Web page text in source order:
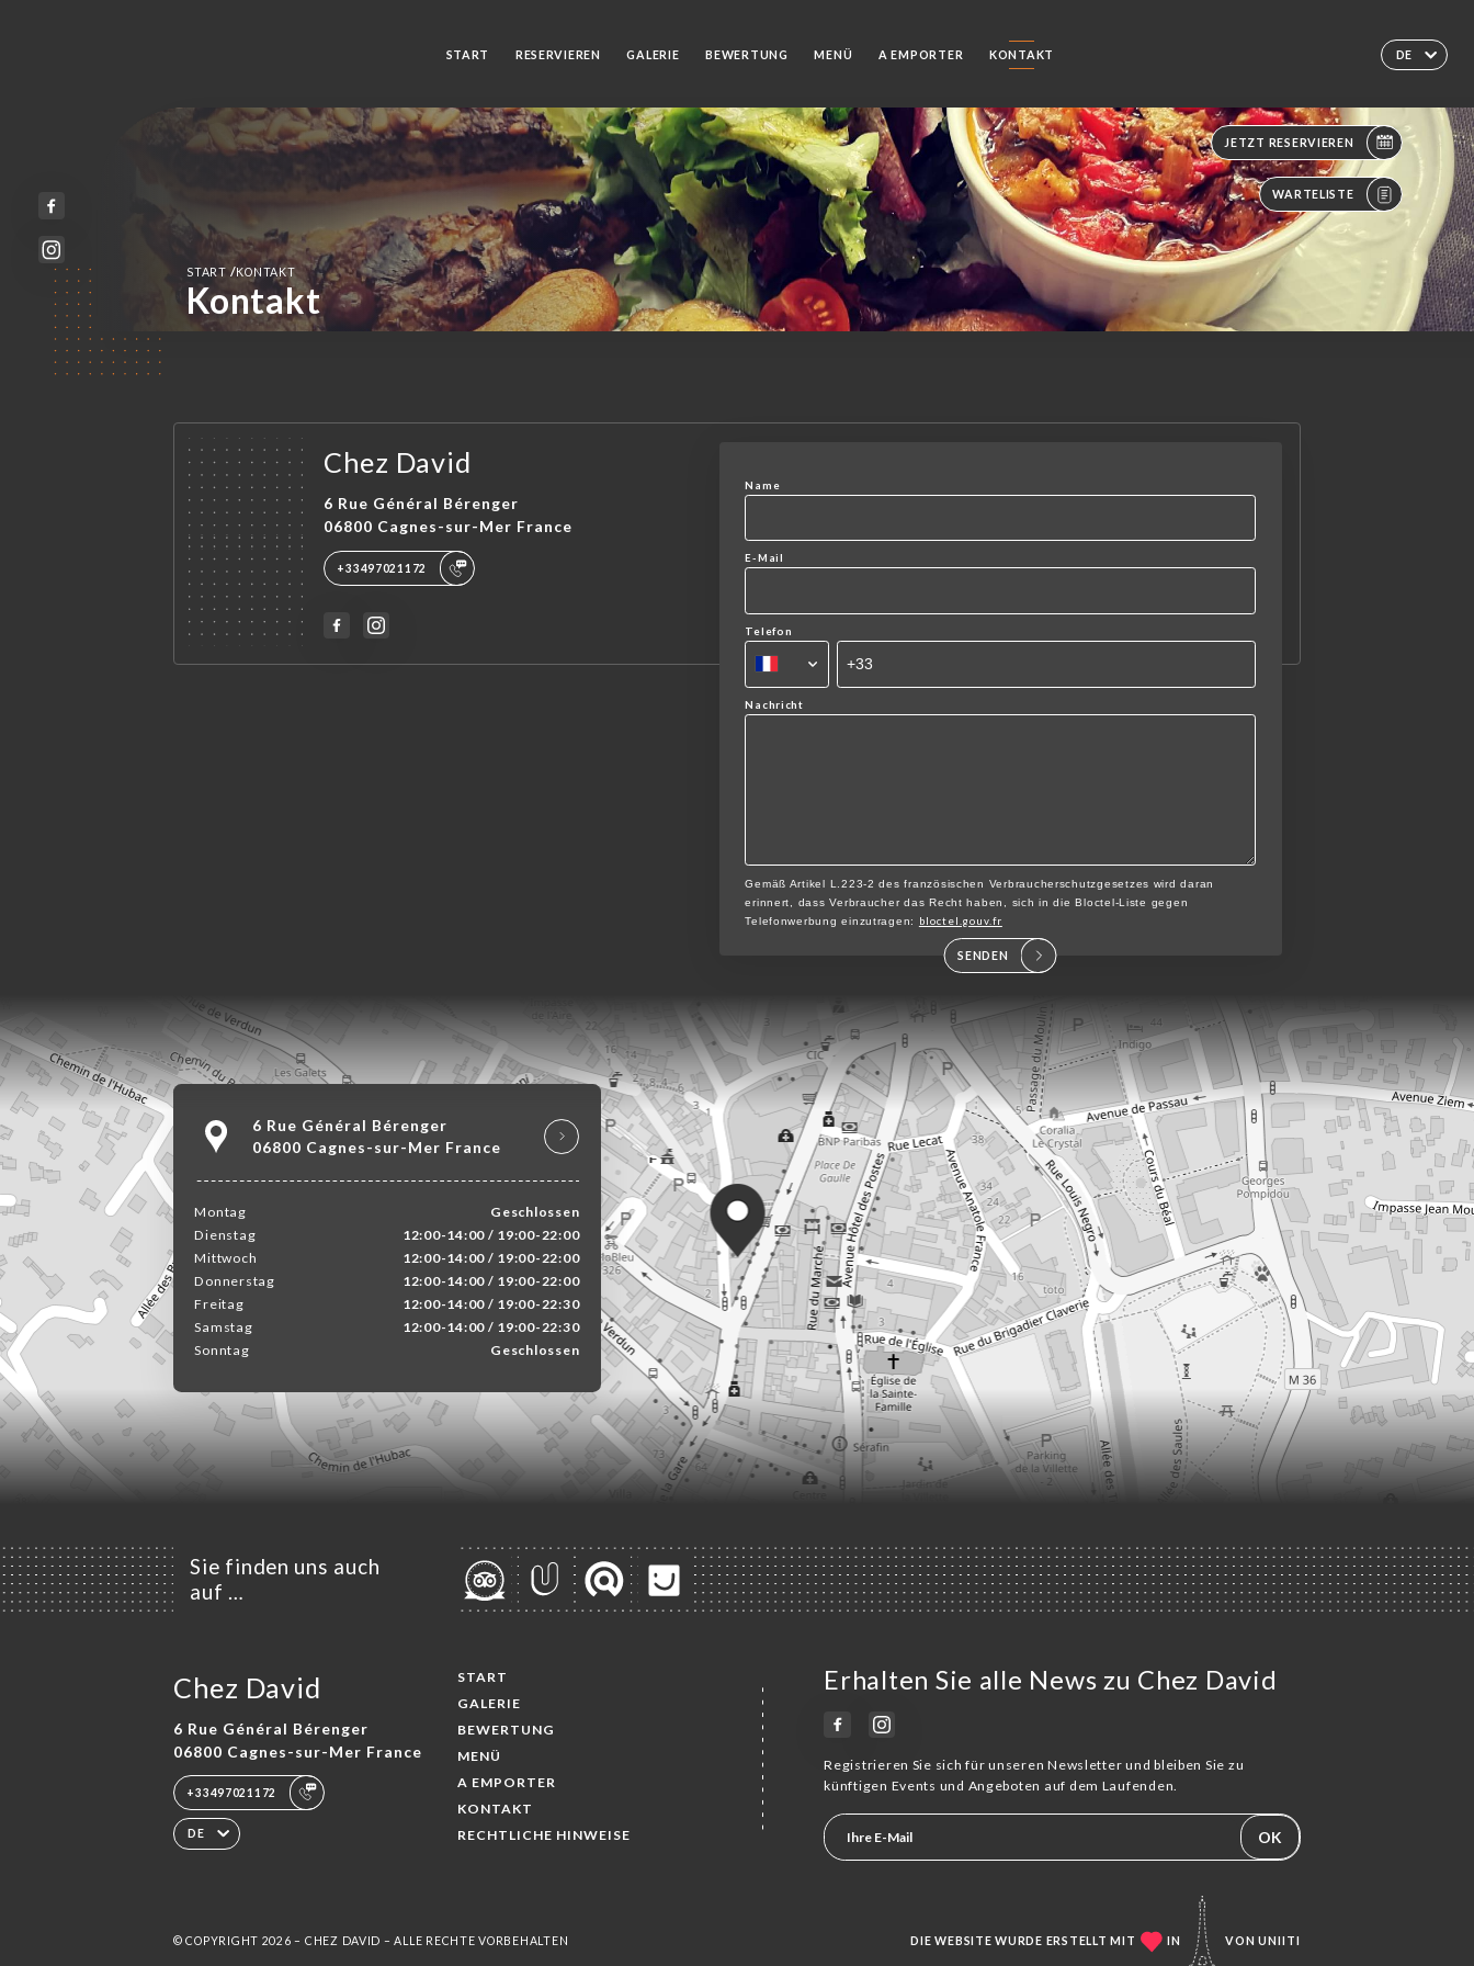
DE
START RESERVIEREN GALERIE BEWERTUNG MENÜ A EMPORTER KONTAKT
JETZT RESERVIEREN
WARTELISTE
START/KONTAKT
Kontakt
Chez David
6 Rue Général Bérenger
06800 Cagnes-sur-Mer France
+33497021172
Name
E-Mail
Telefon
Nachricht
Gemäß Artikel L.223-2 des französischen Verbraucherschutzgesetzes wird daran
erinnert, dass Verbraucher das Recht haben, sich in die Bloctel-Liste gegen
Telefonwerbung einzutragen:
bloctel.gouv.fr
SENDEN
6 Rue Général Bérenger
06800 Cagnes-sur-Mer France
Montag
Geschlossen
Dienstag
12:00-14:00 / 19:00-22:00
Mittwoch
12:00-14:00 / 19:00-22:00
Donnerstag
12:00-14:00 / 19:00-22:00
Freitag
12:00-14:00 / 19:00-22:30
Samstag
12:00-14:00 / 19:00-22:30
Sonntag
Geschlossen
Sie finden uns auch
auf …
Chez David
6 Rue Général Bérenger
06800 Cagnes-sur-Mer France
+33497021172
DE
START
GALERIE
BEWERTUNG
MENÜ
A EMPORTER
KONTAKT
RECHTLICHE HINWEISE
Erhalten Sie alle News zu Chez David
Registrieren Sie sich für unseren Newsletter und bleiben Sie zu
künftigen Events und Angeboten auf dem Laufenden.
OK
© COPYRIGHT 2026 – CHEZ DAVID – ALLE RECHTE VORBEHALTEN DIE WEBSITE WURDE ERSTELLT MIT IN VONUNIITI